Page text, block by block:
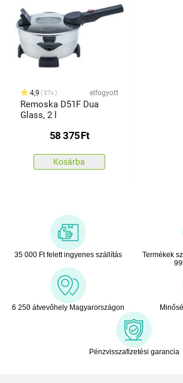
4,9 27x elfogyott
Remoska D51F Dua
Glass, 2 l
58 375Ft
Kosárba
35 000 Ft felett ingyenes szállítás
Termékek
6 250 átvevőhely Magyarországon
Pénzvisszafizetési garancia